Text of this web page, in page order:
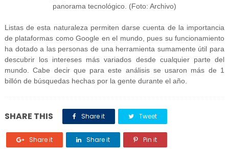
panorama tecnológico. (Foto: Archivo)
Listas de esta naturaleza permiten darse cuenta de la importancia
de plataformas como Google en el mundo, pues su funcionamiento
ha dotado a las personas de una herramienta sumamente útil para
descubrir los intereses más variados desde cualquier parte del
mundo. Cabe decir que para este análisis se usaron más de 1
billón de búsquedas hechas por la gente durante el año.
SHARE THIS Share it Tweet
Share it Share it Pin it